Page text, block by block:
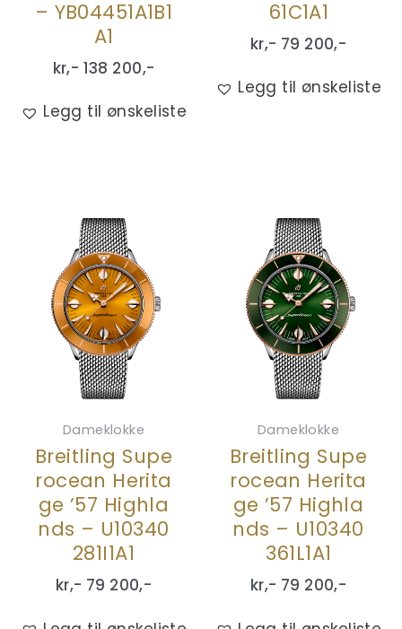
– YB04451A1B1
A1
kr,- 138 200,-
Legg til ønskeliste
61C1A1
kr,- 79 200,-
Legg til ønskeliste
Dameklokke
Breitling Supe
rocean Herita
ge ’57 Highla
nds – U10340
281I1A1
kr,- 79 200,-
Dameklokke
Breitling Supe
rocean Herita
ge ’57 Highla
nds – U10340
361L1A1
kr,- 79 200,-